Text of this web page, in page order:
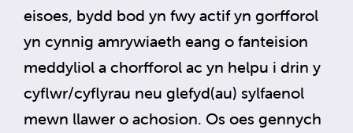
eisoes, bydd bod yn fwy actif yn gorfforol
yn cynnig amrywiaeth eang o fanteision
meddyliol a chorfforol ac yn helpu i drin y
cyflwr/cyflyrau neu glefyd(au) sylfaenol
mewn llawer o achosion. Os oes gennych